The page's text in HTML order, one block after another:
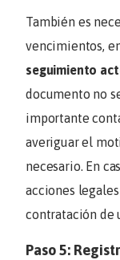
También es
vencimientos,
seguimiento
documento no
importante
averiguar el
necesario. En
acciones
contratación de
Paso 5: